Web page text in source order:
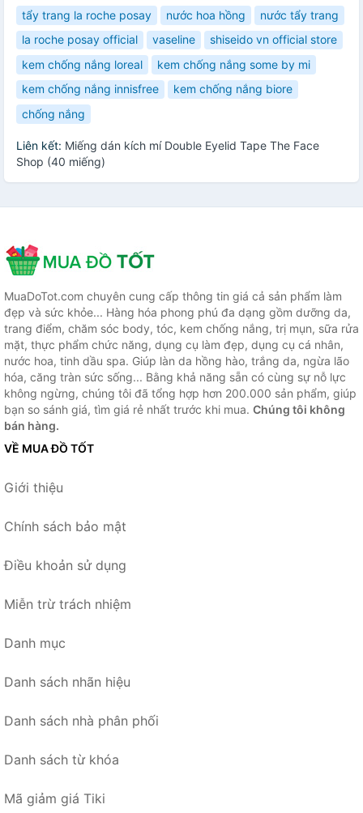
tẩy trang la roche posay
nước hoa hồng
nước tẩy trang
la roche posay official
vaseline
shiseido vn official store
kem chống nắng loreal
kem chống nắng some by mi
kem chống nắng innisfree
kem chống nắng biore
chống nắng
Liên kết: Miếng dán kích mí Double Eyelid Tape The Face
Shop (40 miếng)
MuaDoTot.com chuyên cung cấp thông tin giá cả sản phẩm làm
đẹp và sức khỏe... Hàng hóa phong phú đa dạng gồm dưỡng da,
trang điểm, chăm sóc body, tóc, kem chống nắng, trị mụn, sữa rửa
mặt, thực phẩm chức năng, dụng cụ làm đẹp, dụng cụ cá nhân,
nước hoa, tinh dầu spa. Giúp làn da hồng hào, trắng da, ngừa lão
hóa, căng tràn sức sống... Bằng khả năng sẵn có cùng sự nỗ lực
không ngừng, chúng tôi đã tổng hợp hơn 200.000 sản phẩm, giúp
bạn so sánh giá, tìm giá rẻ nhất trước khi mua. Chúng tôi không
bán hàng.
VỀ MUA ĐỒ TỐT
Giới thiệu
Chính sách bảo mật
Điều khoản sử dụng
Miễn trừ trách nhiệm
Danh mục
Danh sách nhãn hiệu
Danh sách nhà phân phối
Danh sách từ khóa
Mã giảm giá Tiki